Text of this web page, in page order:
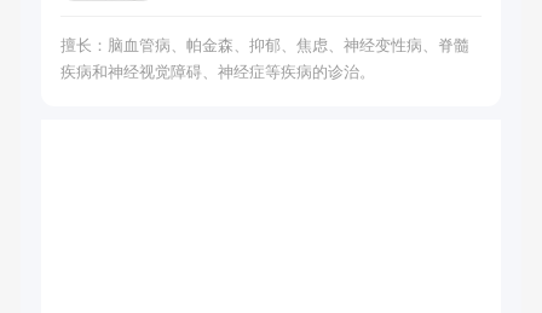
擅长：脑血管病、帕金森、抑郁、焦虑、神经变性病、脊髓
疾病和神经视觉障碍、神经症等疾病的诊治。